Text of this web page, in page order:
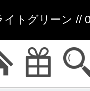
トグリーン //
販